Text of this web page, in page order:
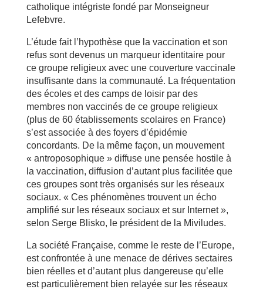
catholique intégriste fondé par Monseigneur
Lefebvre.
L’étude fait l’hypothèse que la vaccination et son
refus sont devenus un marqueur identitaire pour
ce groupe religieux avec une couverture vaccinale
insuffisante dans la communauté. La fréquentation
des écoles et des camps de loisir par des
membres non vaccinés de ce groupe religieux
(plus de 60 établissements scolaires en France)
s’est associée à des foyers d’épidémie
concordants. De la même façon, un mouvement
« antroposophique » diffuse une pensée hostile à
la vaccination, diffusion d’autant plus facilitée que
ces groupes sont très organisés sur les réseaux
sociaux. « Ces phénomènes trouvent un écho
amplifié sur les réseaux sociaux et sur Internet »,
selon Serge Blisko, le président de la Miviludes.
La société Française, comme le reste de l’Europe,
est confrontée à une menace de dérives sectaires
bien réelles et d’autant plus dangereuse qu’elle
est particulièrement bien relayée sur les réseaux